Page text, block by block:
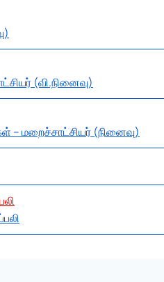
(வி.நினைவு)
– மறைச்சாட்சியர் (நினைவு)